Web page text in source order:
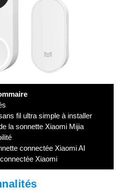
fil ultra simple à installer
la sonnette Xiaomi Mijia
connectée Xiaomi AI
Xiaomi